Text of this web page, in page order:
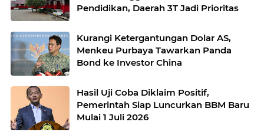
Pendidikan, Daerah 3T Jadi Prioritas
Kurangi Ketergantungan Dolar AS,
Menkeu Purbaya Tawarkan Panda
Bond ke Investor China
Hasil Uji Coba Diklaim Positif,
Pemerintah Siap Luncurkan BBM Baru
Mulai 1 Juli 2026